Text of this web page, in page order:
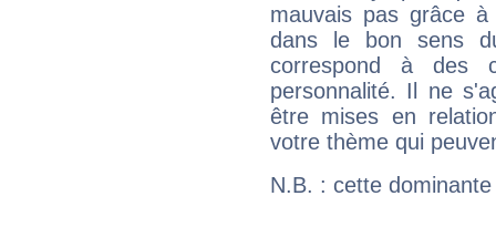
mauvais pas grâce
dans le bon sens
correspond à des
personnalité. Il ne
être mises en
votre thème qui
N.B. : cette